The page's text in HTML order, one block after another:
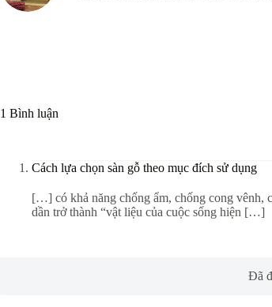
1 Bình luận
Cách lựa chọn sàn gỗ theo mục đích sử dụng
[…] có khả năng chống ẩm, chống cong vênh,
dần trở thành “vật liệu của cuộc sống hiện […]
Đã